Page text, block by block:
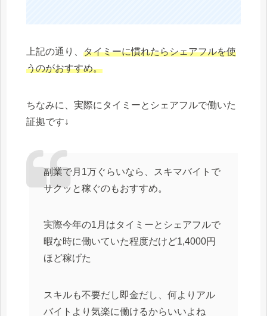
上記の通り、タイミーに慣れたらシェアフルを使
うのがおすすめ。
ちなみに、実際にタイミーとシェアフルで働いた
証拠です↓
副業で月1万ぐらいなら、スキマバイトで
サクッと稼ぐのもおすすめ。
実際今年の1月はタイミーとシェアフルで
暇な時に働いていた程度だけど1,4000円
ほど稼げた
スキルも不要だし即金だし、何よりアル
バイトより気楽に働けるからいいよね